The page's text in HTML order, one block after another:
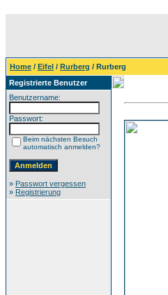
Home / Eifel / Rurberg / Rurberg
Registrierte Benutzer
Benutzername:
Passwort:
Beim nächsten Besuch
automatisch anmelden?
» Passwort vergessen
» Registrierung